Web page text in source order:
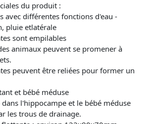
du produit :
avec différentes fonctions d'eau -
pluie etlatérale
sont empilables
animaux peuvent se promener à
peuvent être reliées pour former un
et bébé méduse
dans l'hippocampe et le bébé méduse
les trous de drainage.